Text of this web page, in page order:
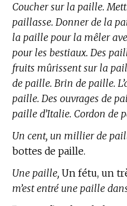
Coucher sur la paille.
paillasse. Donner de la
la paille pour la mêler
pour les bestiaux. Des
fruits mûrissent sur la
de paille. Brin de paille.
paille. Des ouvrages de
paille d’Italie. Cordon de
Un cent, un millier de
bottes de paille.
Une paille, Un fétu, un
m’est entré une paille